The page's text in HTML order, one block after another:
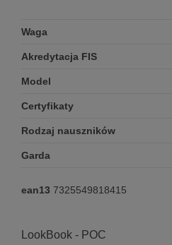
Waga
Akredytacja FIS
Model
Certyfikaty
Rodzaj nauszników
Garda
ean13 7325549818415
LookBook - POC